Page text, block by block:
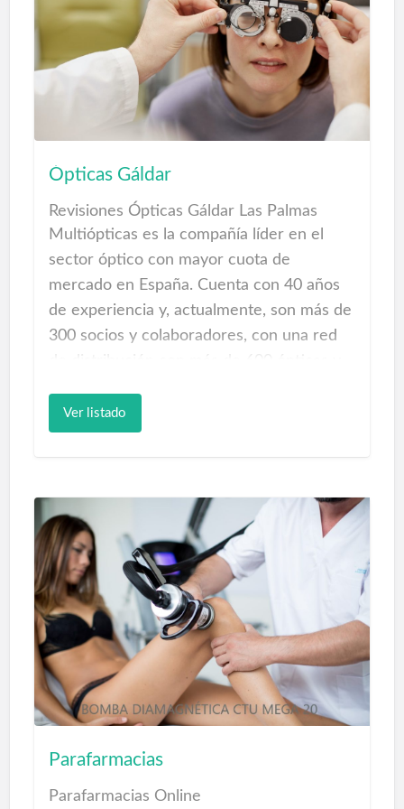
delinea base. • Modo de trabajo
automático/manual. • Detector y alerta de
electrodo desconectado. • Tres formatos
de impresión seleccionables (automático,
manual y rítmico). • Análisis de variabilidad
de pulso cardiaco. • Impresión de 12
derivaciones por impresora externa (USB).
ECG para PC (opcional).
Peso 2.5kg (incluyendo batería).
Ópticas Gáldar
Revisiones Ópticas Gáldar Las Palmas
Multiópticas es la compañía líder en el
sector óptico con mayor cuota de
mercado en España. Cuenta con 40 años
de experiencia y, actualmente, son más de
300 socios y colaboradores, con una red
nacional.
de gafas: MÓ, superando el millón de
gafas vendidas al año. Ofrecen una
atención integral al consumidor,
preservando la salud visual con la mayor
garantía y profesionalidad y acercando la
moda y últimas tendencias con más de mil
modelos para elegir para todas las edades
y con la mejor calidad-precio.
Mayor exposición del mercado. Personal
Mejores garantías.
Ver listado
Parafarmacias
Parafarmacias Online